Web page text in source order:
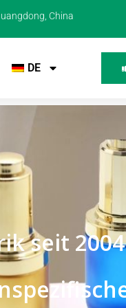
China
DE
seit 2004